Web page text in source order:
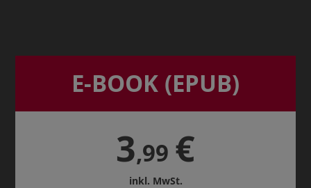
E-BOOK (EPUB)
3,99 €
inkl. MwSt.